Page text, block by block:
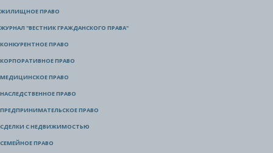
ЖИЛИЩНОЕ ПРАВО
ЖУРНАЛ "ВЕСТНИК ГРАЖДАНСКОГО ПРАВА"
КОНКУРЕНТНОЕ ПРАВО
КОРПОРАТИВНОЕ ПРАВО
МЕДИЦИНСКОЕ ПРАВО
НАСЛЕДСТВЕННОЕ ПРАВО
ПРЕДПРИНИМАТЕЛЬСКОЕ ПРАВО
СДЕЛКИ С НЕДВИЖИМОСТЬЮ
СЕМЕЙНОЕ ПРАВО